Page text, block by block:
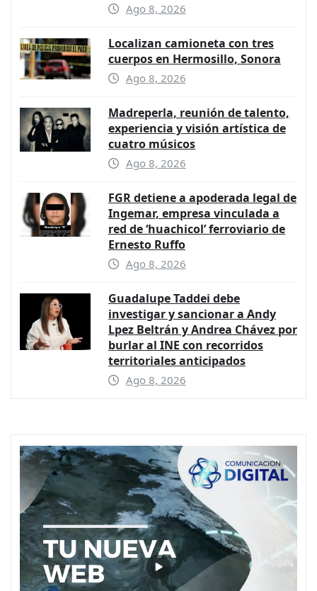
Ago 8, 2026
Localizan camioneta con tres
cuerpos en Hermosillo, Sonora
Ago 8, 2026
Madreperla, reunión de talento,
experiencia y visión artística de
cuatro músicos
Ago 8, 2026
FGR detiene a apoderada legal de
Ingemar, empresa vinculada a
red de ‘huachicol’ ferroviario de
Ernesto Ruffo
Ago 8, 2026
Guadalupe Taddei debe
investigar y sancionar a Andy
Lpez Beltrán y Andrea Chávez por
burlar al INE con recorridos
territoriales anticipados
Ago 8, 2026